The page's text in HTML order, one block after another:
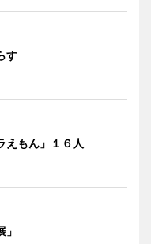
す
えもん」１６人